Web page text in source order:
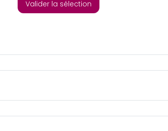
Valider la sélection